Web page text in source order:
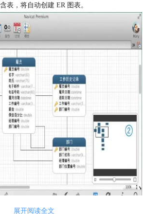
表，将自动创建 ER 图表。
展开阅读全文